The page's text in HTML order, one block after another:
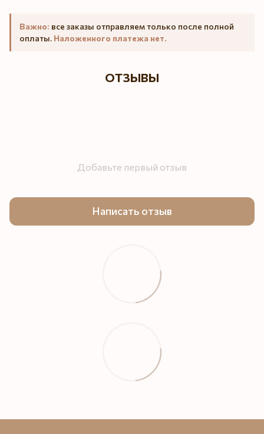
Важно: все заказы отправляем только после полной
оплаты. Наложенного платежа нет.
ОТЗЫВЫ
Добавьте первый отзыв
Написать отзыв